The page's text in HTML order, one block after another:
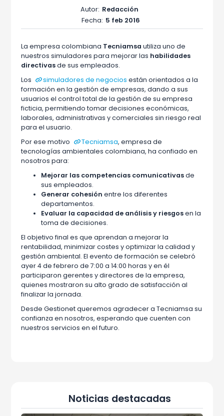
Autor: Redacción
Fecha: 5 feb 2016
La empresa colombiana Tecniamsa utiliza uno de
nuestros simuladores para mejorar las habilidades
directivasde sus empleados.
Los
simuladores de negocios están orientados a la
formación en la gestión de empresas, dando a sus
usuarios el control total de la gestión de su empresa
ficticia, permitiendo tomar decisiones económicas,
laborales, administrativas y comerciales sin riesgo real
para el usuario.
Por ese motivo
Tecniamsa, empresa de
tecnologías ambientales colombiana, ha confiado en
nosotros para:
Mejorar las competencias comunicativasde
sus empleados.
Generar cohesión entre los diferentes
departamentos.
Evaluar la capacidad de análisis y riesgosen la
toma de decisiones.
El objetivo final es que aprendan a mejorar la
rentabilidad, minimizar costes y optimizar la calidad y
gestión ambiental. El evento de formación se celebró
ayer 4 de febrero de 7:00 a 14:00 horas y en él
participaron gerentes y directores de la empresa,
quienes mostraron su alto grado de satisfacción al
finalizar la jornada.
Desde Gestionet queremos agradecer a Tecniamsa su
confianza en nosotros, esperando que cuenten con
nuestros servicios en el futuro.
Noticias destacadas